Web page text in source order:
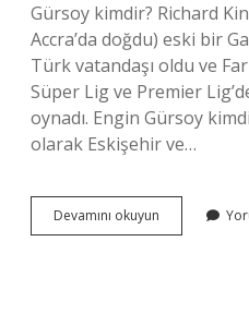
Gürsoy kimdir? Richard
Accra’da doğdu) eski bir
Türk vatandaşı oldu ve
Süper Lig ve Premier
oynadı. Engin Gürsoy
olarak Eskişehir ve…
Devamını okuyun
Gürsoy